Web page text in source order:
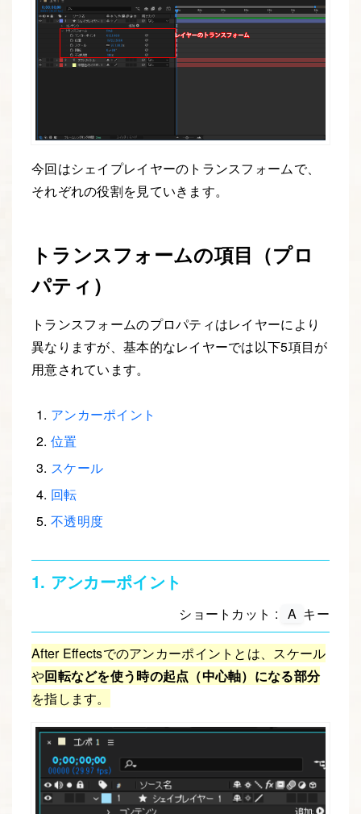
今回はシェイプレイヤーのトランスフォームで、
それぞれの役割を見ていきます。
トランスフォームの項目（プロ
パティ）
トランスフォームのプロパティはレイヤーにより
異なりますが、基本的なレイヤーでは以下5項目が
用意されています。
アンカーポイント
位置
スケール
回転
不透明度
1. アンカーポイント
ショートカット : A キー
After Effectsでのアンカーポイントとは、スケール
や回転などを使う時の起点（中心軸）になる部分
を指します。